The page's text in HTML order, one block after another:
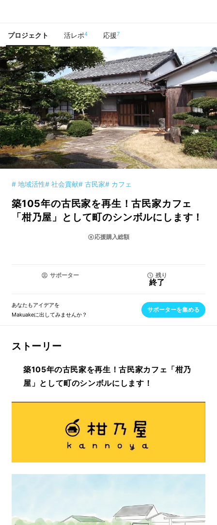
プロジェクト 活レポ4 応援7
# 地域活性# 社会貢献# 古民家# カフェ
築105年の古民家を再生！古民家カフェ
「柑乃屋」として町のシンボルにします！
応援購入総額
サポーター 残り
終了
あなたもアイデアを
Makuakeに出してみませんか？
サポーターを集める
ストーリー
築105年の古民家を再生！古民家カフェ「柑乃
屋」として町のシンボルにします！